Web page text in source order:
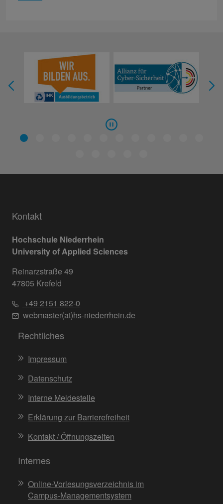
Kontakt
Hochschule Niederrhein
University of Applied Sciences
Reinarzstraße 49
47805 Krefeld
+49 2151 822-0
webmaster(at)hs-niederrhein.de
Rechtliches
Impressum
Datenschutz
Interne Meldestelle
Erklärung zur Barrierefreiheit
Kontakt / Öffnungszeiten
Internes
Online-Vorlesungsverzeichnis im
Campus-Managementsystem